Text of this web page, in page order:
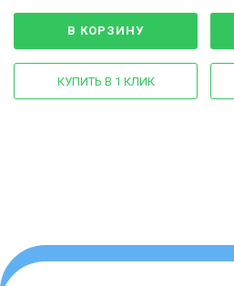
В КОРЗИНУ
КУПИТЬ В 1 КЛИК